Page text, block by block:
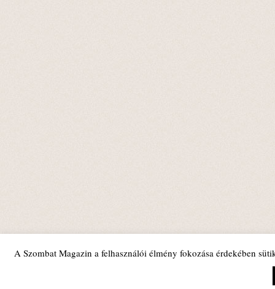
A Szombat Magazin a felhasználói élmény fokozása érdekében